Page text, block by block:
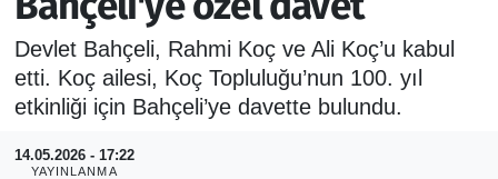
Devlet Bahçeli, Rahmi Koç ve Ali Koç’u kabul
etti. Koç ailesi, Koç Topluluğu’nun 100. yıl
etkinliği için Bahçeli’ye davette bulundu.
14.05.2026 - 17:22
YAYINLANMA
EKONOMİ
SİYASET
SPOR
Puan Durumu ve Fikstür
Tüm Manşetler
Son Dakika Haberleri